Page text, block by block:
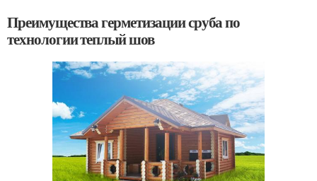
Преимущества герметизации сруба по
технологии теплый шов